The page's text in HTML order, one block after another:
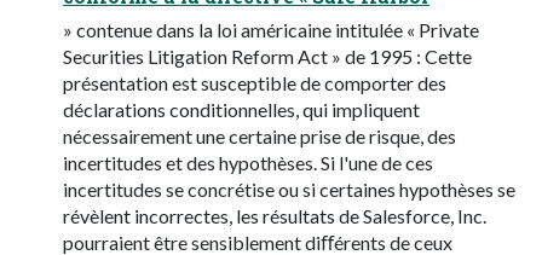
» contenue dans la loi américaine intitulée « Private
Securities Litigation Reform Act » de 1995 : Cette
présentation est susceptible de comporter des
déclarations conditionnelles, qui impliquent
nécessairement une certaine prise de risque, des
incertitudes et des hypothèses. Si l'une de ces
incertitudes se concrétise ou si certaines hypothèses se
révèlent incorrectes, les résultats de Salesforce, Inc.
pourraient être sensiblement diﬀérents de ceux